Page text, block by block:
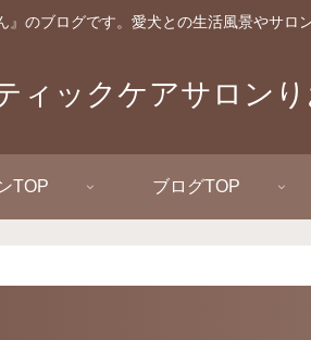
のブログです。愛犬との生活風景やサ
ィックケアサロン
TOP ブログTOP